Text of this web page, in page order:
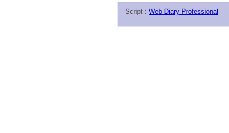
Script : Web Diary Professional